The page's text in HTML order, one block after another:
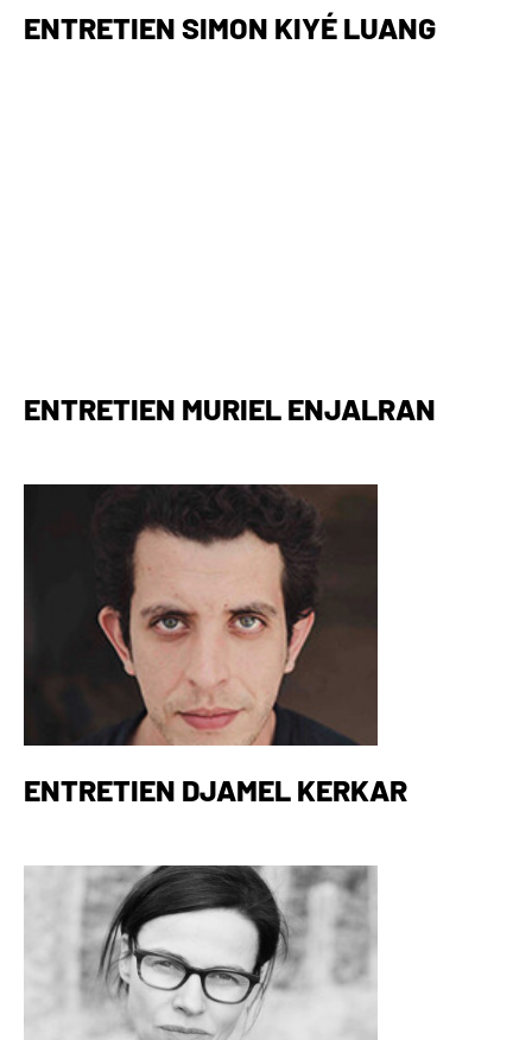
ENTRETIEN SIMON KIYÉ LUANG
ENTRETIEN MURIEL ENJALRAN
ENTRETIEN DJAMEL KERKAR